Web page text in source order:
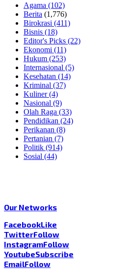
Agama (102)
Berita (1,776)
Birokrasi (411)
Bisnis (18)
Editor's Picks (22)
Ekonomi (11)
Hukum (253)
Internasional (5)
Kesehatan (14)
Kriminal (37)
Kuliner(4)
Nasional (9)
Olah Raga (33)
Pendidikan (24)
Perikanan (8)
Pertanian (7)
Politik (914)
Sosial (44)
Our Networks
FacebookLike
TwitterFollow
InstagramFollow
YoutubeSubscribe
EmailFollow